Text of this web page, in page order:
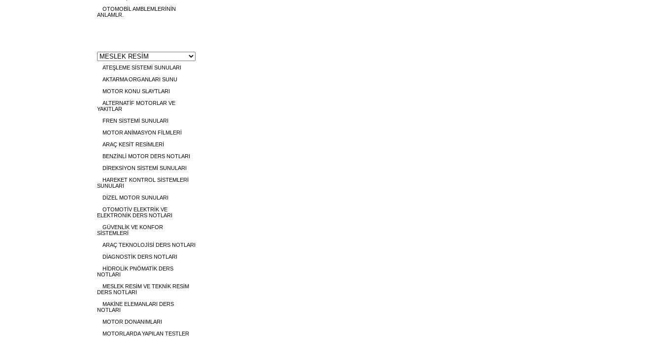
OTOMOBİL AMBLEMLERİNİN
ANLAMLR.
ATEŞLEME SİSTEMİ SUNULARI
AKTARMA ORGANLARI SUNU
MOTOR KONU SLAYTLARI
ALTERNATİF MOTORLAR VE
YAKITLAR
FREN SİSTEMİ SUNULARI
MOTOR ANİMASYON FİLMLERİ
ARAÇ KESİT RESİMLERİ
BENZİNLİ MOTOR DERS NOTLARI
DİREKSİYON SİSTEMİ SUNULARI
HAREKET KONTROL SİSTEMLERİ
SUNULARI
DİZEL MOTOR SUNULARI
OTOMOTİV ELEKTRİK VE
ELEKTRONİK DERS NOTLARI
GÜVENLİK VE KONFOR
SİSTEMLERİ
ARAÇ TEKNOLOJİSİ DERS NOTLARI
DİAGNOSTİK DERS NOTLARI
HİDROLİK PNÖMATİK DERS
NOTLARI
MESLEK RESİM VE TEKNİK RESİM
DERS NOTLARI
MAKİNE ELEMANLARI DERS
NOTLARI
MOTOR DONANIMLARI
MOTORLARDA YAPILAN TESTLER